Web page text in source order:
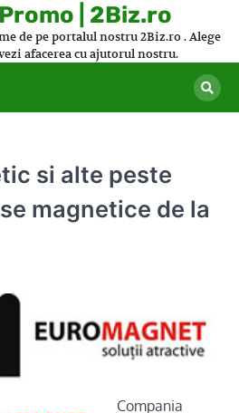
| 2Biz.ro
de pe portalul nostru 2Biz.ro . Alege
afacerea cu ajutorul nostru.
si alte peste
magnetice de la
Compania